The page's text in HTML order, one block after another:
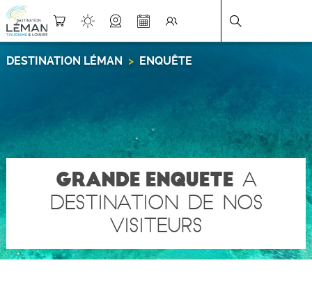
GRANDE ENQUETEA
DESTINATION DE NOS
VISITEURS
DESTINATION LÉMAN > ENQUÊTE